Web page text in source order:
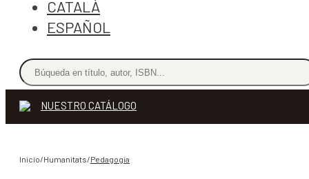
CATALÀ
ESPAÑOL
NUESTRO CATÁLOGO
Inicio/Humanitats/Pedagogia